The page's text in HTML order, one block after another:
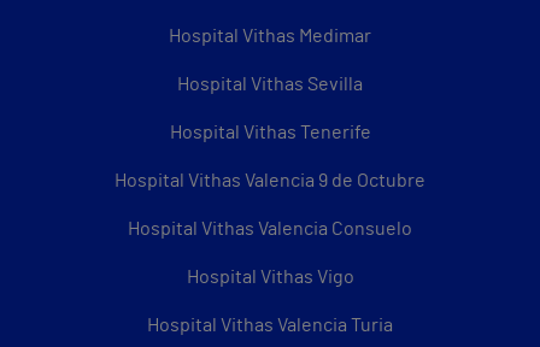
Hospital Vithas Medimar
Hospital Vithas Sevilla
Hospital Vithas Tenerife
Hospital Vithas Valencia 9 de Octubre
Hospital Vithas Valencia Consuelo
Hospital Vithas Vigo
Hospital Vithas Valencia Turia